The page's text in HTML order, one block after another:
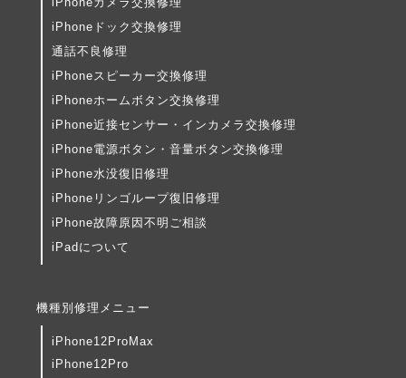
iPhoneドック交換修理
通話不良修理
iPhoneスピーカー交換修理
iPhoneホームボタン交換修理
iPhone近接センサー・インカメラ交換修理
iPhone電源ボタン・音量ボタン交換修理
iPhone水没復旧修理
iPhoneリンゴループ復旧修理
iPhone故障原因不明ご相談
iPadについて
機種別修理メニュー
iPhone12ProMax
iPhone12Pro